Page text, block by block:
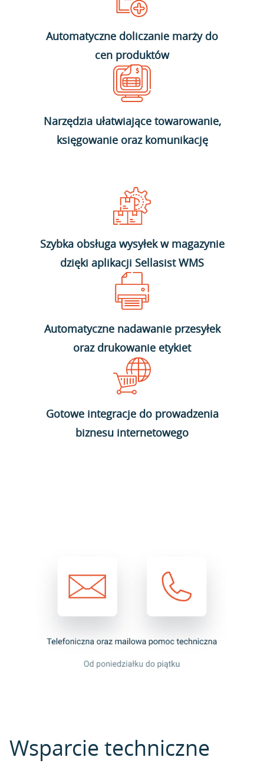
Automatyczne doliczanie marży do
cen produktów
Narzędzia ułatwiające towarowanie,
księgowanie oraz komunikację
Szybka obsługa wysyłek w magazynie
dzięki aplikacji Sellasist WMS
Automatyczne nadawanie przesyłek
oraz drukowanie etykiet
Gotowe integracje do prowadzenia
biznesu internetowego
Wsparcie techniczne